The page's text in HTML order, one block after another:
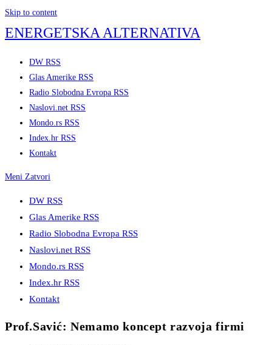
Skip to content
ENERGETSKA ALTERNATIVA
DW RSS
Glas Amerike RSS
Radio Slobodna Evropa RSS
Naslovi.net RSS
Mondo.rs RSS
Index.hr RSS
Kontakt
Meni Zatvori
DW RSS
Glas Amerike RSS
Radio Slobodna Evropa RSS
Naslovi.net RSS
Mondo.rs RSS
Index.hr RSS
Kontakt
Prof.Savić: Nemamo koncept razvoja firmi